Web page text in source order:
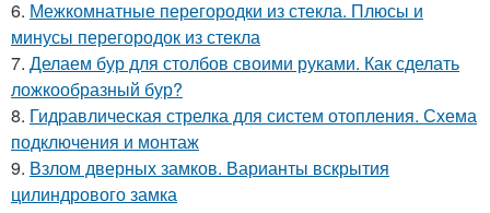
6. Межкомнатные перегородки из стекла. Плюсы и
минусы перегородок из стекла
7. Делаем бур для столбов своими руками. Как сделать
ложкообразный бур?
8. Гидравлическая стрелка для систем отопления. Схема
подключения и монтаж
9. Взлом дверных замков. Варианты вскрытия
цилиндрового замка